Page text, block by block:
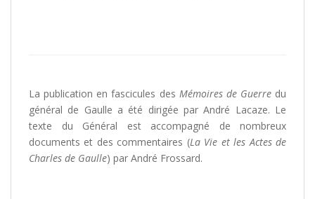
La publication en fascicules des Mémoires de Guerredu
général de Gaulle a été dirigée par André Lacaze. Le
texte du Général est accompagné de nombreux
documents et des commentaires (La Vie et les Actes de
Charles de Gaulle) par André Frossard.